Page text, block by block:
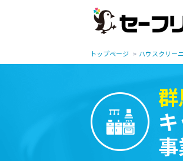
トップページ ハウスクリー